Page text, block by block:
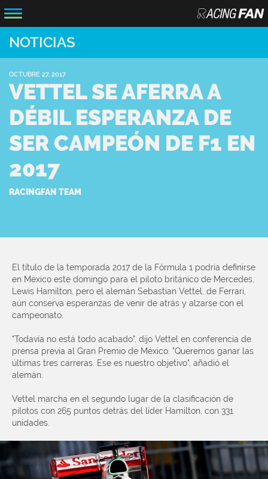
NOTICIAS
OCTUBRE 27, 2017
VETTEL SE AFERRA A
DÉBIL ESPERANZA DE
SER CAMPEÓN DE F1 EN
2017
RACINGFAN TEAM
El título de la temporada 2017 de la Fórmula 1 podría definirse
en México este domingo para el piloto británico de Mercedes,
Lewis Hamilton, pero el alemán Sebastian Vettel, de Ferrari,
aún conserva esperanzas de venir de atrás y alzarse con el
campeonato.
"Todavía no está todo acabado", dijo Vettel en conferencia de
prensa previa al Gran Premio de México. "Queremos ganar las
últimas tres carreras. Ese es nuestro objetivo", añadió el
alemán.
Vettel marcha en el segundo lugar de la clasificación de
pilotos con 265 puntos detrás del líder Hamilton, con 331
unidades.